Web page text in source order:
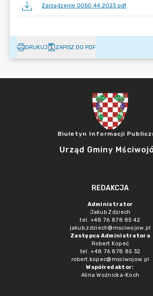
Zarządzenie 0050.44.2023.pdf
DRUKUJ ZAPISZ DO PDF
Biuletyn Informacji
Urząd Gminy
REDAKCJA
Administrator
Jakub Zdziech
tel. +48 76 878 85 42
jakub.zdziech@msciwojow.pl
Zastępca Administratora
Robert Kopeć
tel. +48 76 878 85 32
robert.kopec@msciwojow.pl
Współredaktor:
Alina Woźnicka-Koch